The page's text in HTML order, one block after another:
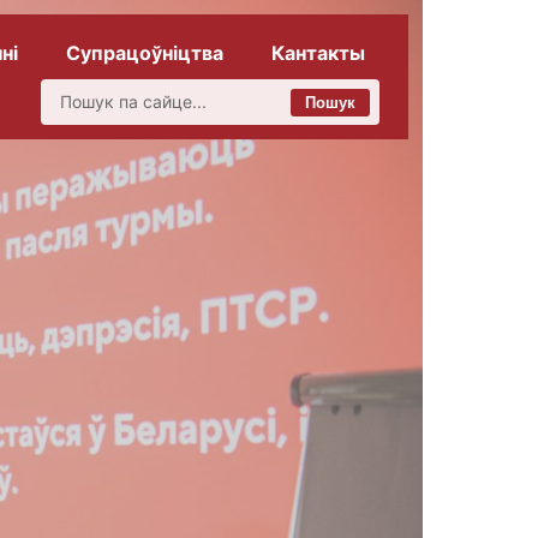
Супрацоўніцтва Кантакты
Пошук